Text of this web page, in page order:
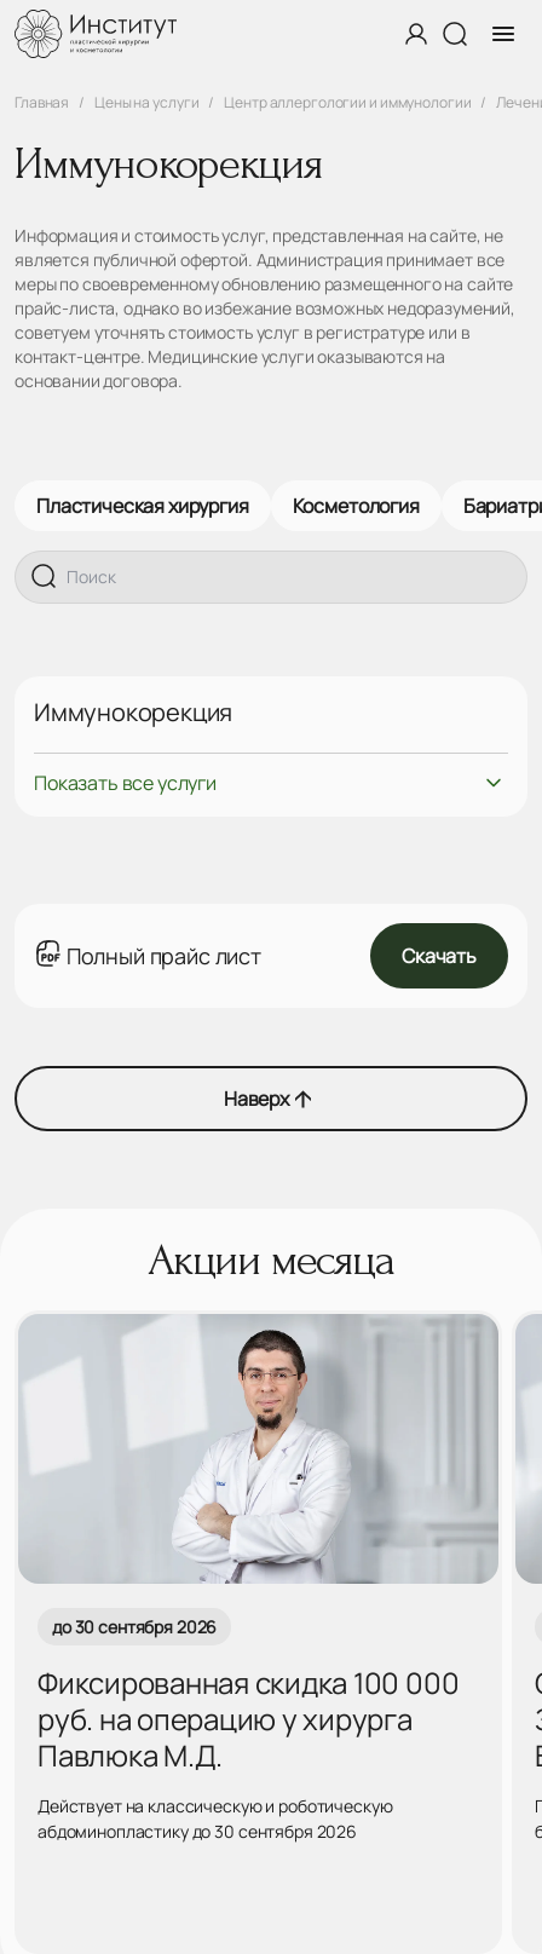
Главная Цены на услуги Центр аллергологии и иммунологии
Иммунокорекция
Информация и стоимость услуг, представленная на сайте, не
является публичной офертой. Администрация принимает все
меры по своевременному обновлению размещенного на сайте
прайс-листа, однако во избежание возможных недоразумений,
советуем уточнять стоимость услуг в регистратуре или в
контакт-центре. Медицинские услуги оказываются на
основании договора.
Пластическая хирургия Косметология
Иммунокорекция
Показать все услуги
Полный прайс лист Скачать
Наверх
Акции месяца
до 30 сентября 2026
Фиксированная скидка 100 000
руб. на операцию у хирурга
Павлюка М.Д.
Действует на классическую и роботическую
абдоминопластику до 30 сентября 2026